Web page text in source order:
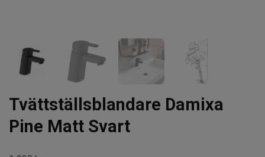
Tvättställsblandare Damixa
Pine Matt Svart